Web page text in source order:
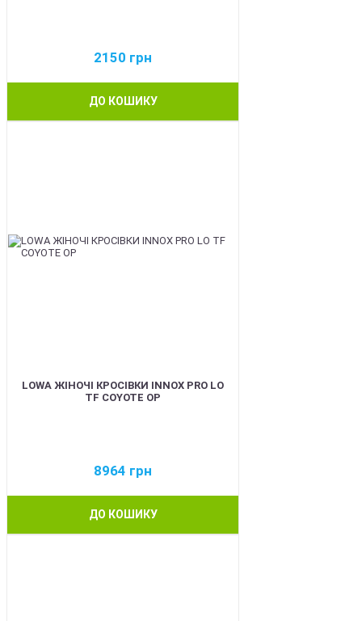
2150 грн
ДО КОШИКУ
LOWA ЖІНОЧІ КРОСІВКИ INNOX PRO LO
TF COYOTE OP
8964 грн
ДО КОШИКУ